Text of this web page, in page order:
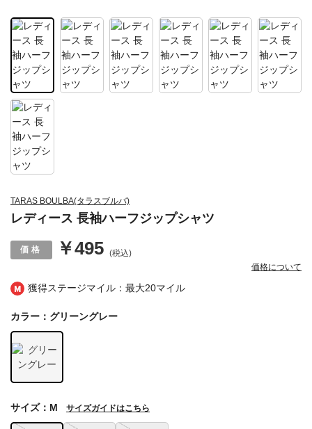
獲得ステージマイル：最大20マイル
TARAS BOULBA(タラスブルバ)
レディース 長袖ハーフジップシャツ
￥495 (税込)
価格について
カラー：グリーングレー
サイズ：M サイズガイドはこちら